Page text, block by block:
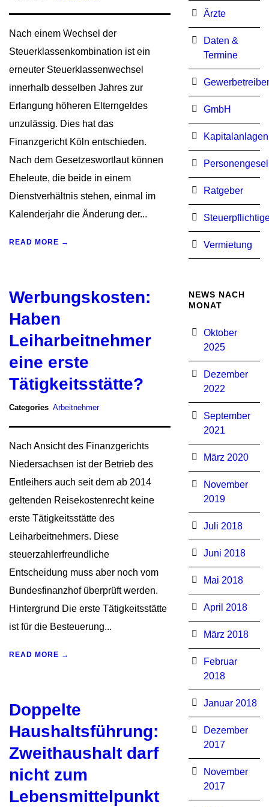
Nach einem Wechsel der
Steuerklassenkombination ist ein
erneuter Steuerklassenwechsel
innerhalb desselben Jahres zur
Erlangung höheren Elterngeldes
unzulässig. Dies hat das
Finanzgericht Köln entschieden.
Nach dem Gesetzeswortlaut können
Eheleute, die beide in einem
Dienstverhältnis stehen, einmal im
Kalenderjahr die Änderung der...
READ MORE →
Werbungskosten:
Haben
Leiharbeitnehmer
eine erste
Tätigkeitsstätte?
Categories Arbeitnehmer
Nach Ansicht des Finanzgerichts
Niedersachsen ist der Betrieb des
Entleihers auch seit dem ab 2014
geltenden Reisekostenrecht keine
erste Tätigkeitsstätte des
Leiharbeitnehmers. Diese
steuerzahlerfreundliche
Entscheidung muss aber noch vom
Bundesfinanzhof überprüft werden.
Hintergrund Die erste Tätigkeitsstätte
ist für die Besteuerung...
READ MORE →
Doppelte
Haushaltsführung:
Zweithaushalt darf
nicht zum
Lebensmittelpunkt
Ärzte
Daten &
Termine
GmbH
Kapitalanlagen
Ratgeber
Vermietung
NEWS NACH
MONAT
Oktober
2025
Dezember
2022
September
2021
März 2020
November
2019
Juli 2018
Juni 2018
Mai 2018
April 2018
März 2018
Februar
2018
Januar 2018
Dezember
2017
November
2017